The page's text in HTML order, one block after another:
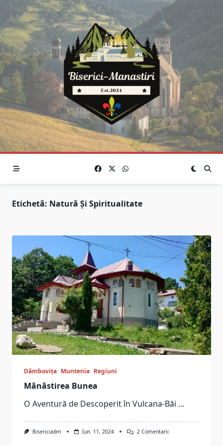
content
Etichetă: Natură Și Spiritualitate
Dâmbovița Muntenia Regiuni
Mănăstirea Bunea
O Aventură de Descoperit în Vulcana-Băi ...
Bisericiadm Iun. 11, 2024 2 Comentarii